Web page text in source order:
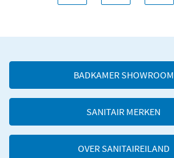
BADKAMER SHOWROOM
SANITAIR MERKEN
OVER SANITAIREILAND